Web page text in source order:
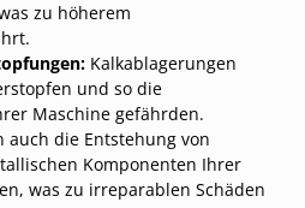
zu höherem
Kalkablagerungen
und so die
Maschine gefährden.
auch die Entstehung von
Komponenten Ihrer
was zu irreparablen Schäden